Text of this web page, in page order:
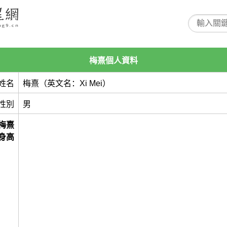
梅熹個人資料
名 梅熹（英文名：Xi Mei）
別 男
熹
高